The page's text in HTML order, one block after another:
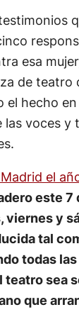
esa
de teatro
el hecho
voces y
el
este 7
y
tal
todas
teatro sea
que